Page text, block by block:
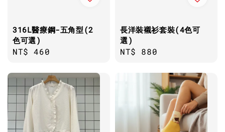
316L醫療鋼-五角型(2
色可選)
Regular
NT$ 460
長洋裝襯衫套裝(4色可
選)
Regular
NT$ 880